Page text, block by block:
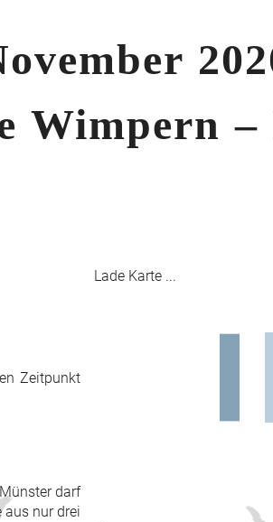
Wimpern –
Lade Karte ...
Zeitpunkt
darf
aus nur drei